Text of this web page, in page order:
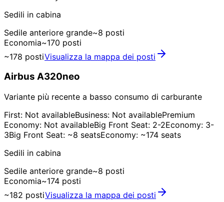
Sedili in cabina
Sedile anteriore grande~8 posti
Economia~170 posti
~178 postiVisualizza la mappa dei posti
Airbus A320neo
Variante più recente a basso consumo di carburante
First: Not availableBusiness: Not availablePremium
Economy: Not availableBig Front Seat: 2-2Economy: 3-
3Big Front Seat: ~8 seatsEconomy: ~174 seats
Sedili in cabina
Sedile anteriore grande~8 posti
Economia~174 posti
~182 postiVisualizza la mappa dei posti